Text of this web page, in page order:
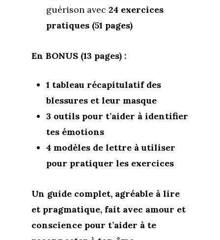
guérison avec 24 exercices
pratiques (51 pages)
En BONUS (13 pages) :
1 tableau récapitulatif des
blessures et leur masque
3 outils pour t’aider à identifier
tes émotions
4 modèles de lettre à utiliser
pour pratiquer les exercices
Un guide complet, agréable à lire
et pragmatique, fait avec amour et
conscience pour t’aider à te